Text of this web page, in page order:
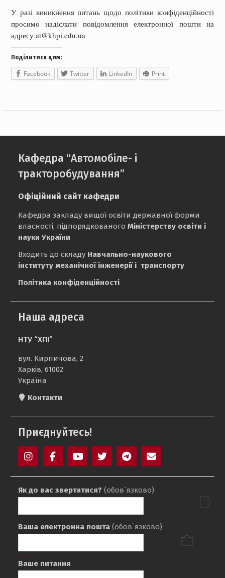
У разі виникнення питань щодо політики конфіденційності
просимо надіслати повідомлення електронної пошти на
адресу at@khpi.edu.ua
Поділитися цим:
Facebook Twitter LinkedIn Print
Кафедра “Автомобіле- і
тракторобудування”
Офіційний сайт кафедри
Кафедра закладу вищої освіти державної форми
власності, підпорядкованогоМіністерству освіти і
науки України
Входить до складу Навчально-наукового
інституту механічної інженерії і транспорту
Політика конфіденційності
Наша адреса
НТУ “ХПІ”
вул. Кирпичова, 2
Харків, 61002
Україна
Контакти
Приєднуйтесь!
Як до вас звертатися? (обов`язково)
Ваша електронна пошта (обов`язково)
Ваше питання